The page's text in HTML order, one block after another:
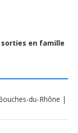
sorties en famille
du-Rhône |